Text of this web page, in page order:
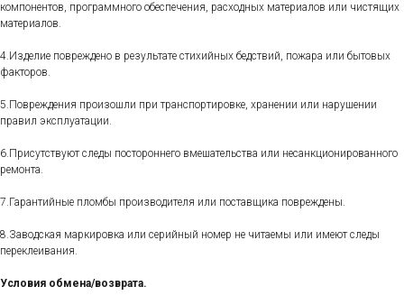
компонентов, программного обеспечения, расходных материалов или чистящих
материалов.
4.Изделие повреждено в результате стихийных бедствий, пожара или бытовых
факторов.
5.Повреждения произошли при транспортировке, хранении или нарушении
правил эксплуатации.
6.Присутствуют следы постороннего вмешательства или несанкционированного
ремонта.
7.Гарантийные пломбы производителя или поставщика повреждены.
8.Заводская маркировка или серийный номер не читаемы или имеют следы
переклеивания.
Условия обмена/возврата.